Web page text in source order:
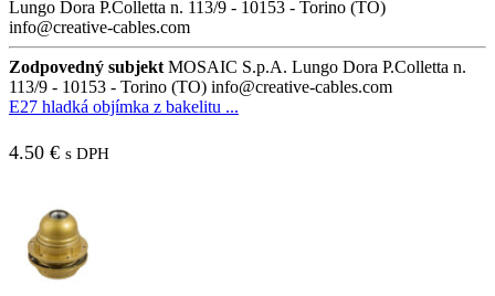
Lungo Dora P.Colletta n. 113/9 - 10153 - Torino (TO)
info@creative-cables.com
Zodpovedný subjekt MOSAIC S.p.A. Lungo Dora P.Colletta n.
113/9 - 10153 - Torino (TO) info@creative-cables.com
E27 hladká objímka z bakelitu ...
4.50 € s DPH